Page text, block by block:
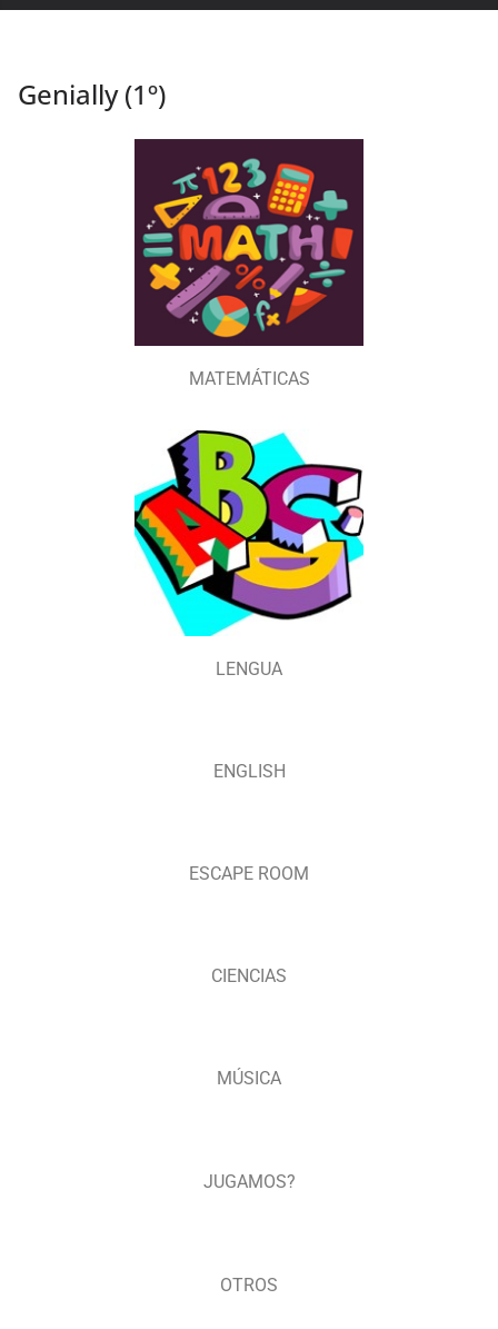
Genially (1º)
MATEMÁTICAS
LENGUA
ENGLISH
ESCAPE ROOM
CIENCIAS
MÚSICA
JUGAMOS?
OTROS